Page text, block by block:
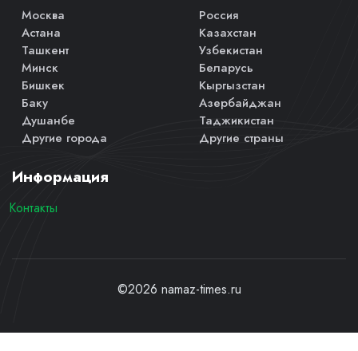
Москва
Астана
Ташкент
Минск
Бишкек
Баку
Душанбе
Другие города
Россия
Казахстан
Узбекистан
Беларусь
Кыргызстан
Азербайджан
Таджикистан
Другие страны
Информация
Контакты
©2026 namaz-times.ru